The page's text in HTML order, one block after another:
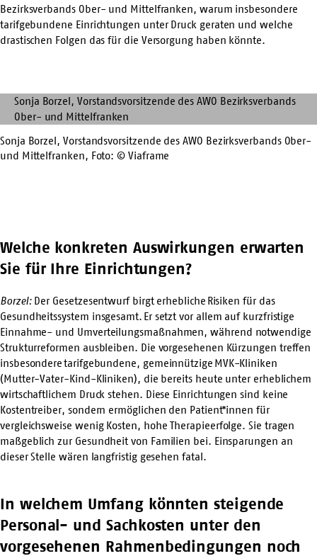
Bezirksverbands Ober- und Mittelfranken, warum insbesondere
tarifgebundene Einrichtungen unter Druck geraten und welche
drastischen Folgen das für die Versorgung haben könnte.
Sonja Borzel, Vorstandsvorsitzende des AWO Bezirksverbands Ober-
und Mittelfranken, Foto: © Viaframe
Welche konkreten Auswirkungen erwarten
Sie für Ihre Einrichtungen?
Borzel:Der Gesetzesentwurf birgt erhebliche Risiken für das
Gesundheitssystem insgesamt. Er setzt vor allem auf kurzfristige
Einnahme- und Umverteilungsmaßnahmen, während notwendige
Strukturreformen ausbleiben. Die vorgesehenen Kürzungen treffen
insbesondere tarifgebundene, gemeinnützige MVK-Kliniken
(Mutter-Vater-Kind-Kliniken), die bereits heute unter erheblichem
wirtschaftlichem Druck stehen. Diese Einrichtungen sind keine
Kostentreiber, sondern ermöglichen den Patient*innen für
vergleichsweise wenig Kosten, hohe Therapieerfolge. Sie tragen
maßgeblich zur Gesundheit von Familien bei. Einsparungen an
dieser Stelle wären langfristig gesehen fatal.
In welchem Umfang könnten steigende
Personal- und Sachkosten unter den
vorgesehenen Rahmenbedingungen noch